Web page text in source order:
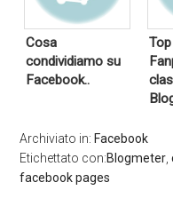
Cosa
condividiamo su
Facebook..
Archiviato in:Facebook
Etichettato con:Blogmeter ,
facebook pages